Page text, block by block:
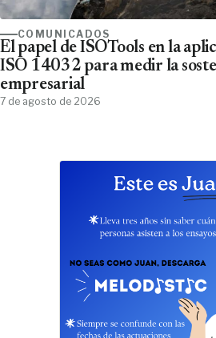
COMUNICADOS
El papel de ISOTools en la
ISO 14032 para medir la
empresarial
7 de agosto de 2026